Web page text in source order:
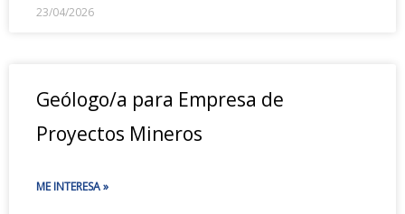
23/04/2026
Geólogo/a para Empresa de
Proyectos Mineros
ME INTERESA »